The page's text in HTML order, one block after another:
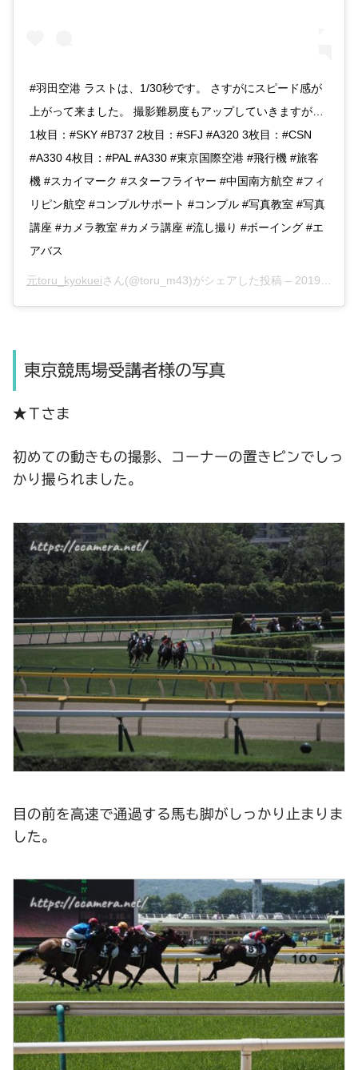
#羽田空港 ラストは、1/30秒です。 さすがにスピード感が
上がって来ました。 撮影難易度もアップしていきますが…
1枚目：#SKY #B737 2枚目：#SFJ #A320 3枚目：#CSN
#A330 4枚目：#PAL #A330 #東京国際空港 #飛行機 #旅客
機 #スカイマーク #スターフライヤー #中国南方航空 #フィ
リピン航空 #コンプルサポート #コンプル #写真教室 #写真
講座 #カメラ教室 #カメラ講座 #流し撮り #ボーイング #エ
アバス
元toru_kyokueiさん(@toru_m43)がシェアした投稿 – 2019年 5月月6日午前8時00分PDT
東京競馬場受講者様の写真
★Ｔさま
初めての動きもの撮影、コーナーの置きピンでしっ
かり撮られました。
目の前を高速で通過する馬も脚がしっかり止まりま
した。